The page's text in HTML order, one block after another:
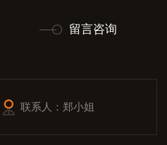
留言咨询
联系人：郑小姐